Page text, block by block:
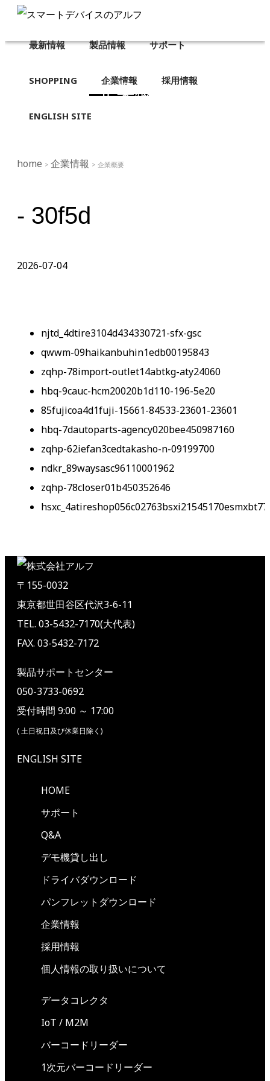
最新情報 製品情報 サポート
SHOPPING 企業情報 採用情報
ENGLISH SITE
企業概要
home > 企業情報 > 企業概要
- 30f5d
2026-07-04
njtd_4dtire3104d434330721-sfx-gsc
qwwm-09haikanbuhin1edb00195843
zqhp-78import-outlet14abtkg-aty24060
hbq-9cauc-hcm20020b1d110-196-5e20
85fujicoa4d1fuji-15661-84533-23601-23601
hbq-7dautoparts-agency020bee450987160
zqhp-62iefan3cedtakasho-n-09199700
ndkr_89waysasc96110001962
zqhp-78closer01b450352646
〒155-0032
東京都世田谷区代沢3-6-11
TEL. 03-5432-7170(大代表)
FAX. 03-5432-7172
製品サポートセンター
050-3733-0692
受付時間 9:00 ～ 17:00
( 土日祝日及び休業日除く)
ENGLISH SITE
HOME
サポート
Q&A
デモ機貸し出し
ドライバダウンロード
パンフレットダウンロード
企業情報
採用情報
個人情報の取り扱いについて
データコレクタ
IoT / M2M
バーコードリーダー
1次元バーコードリーダー